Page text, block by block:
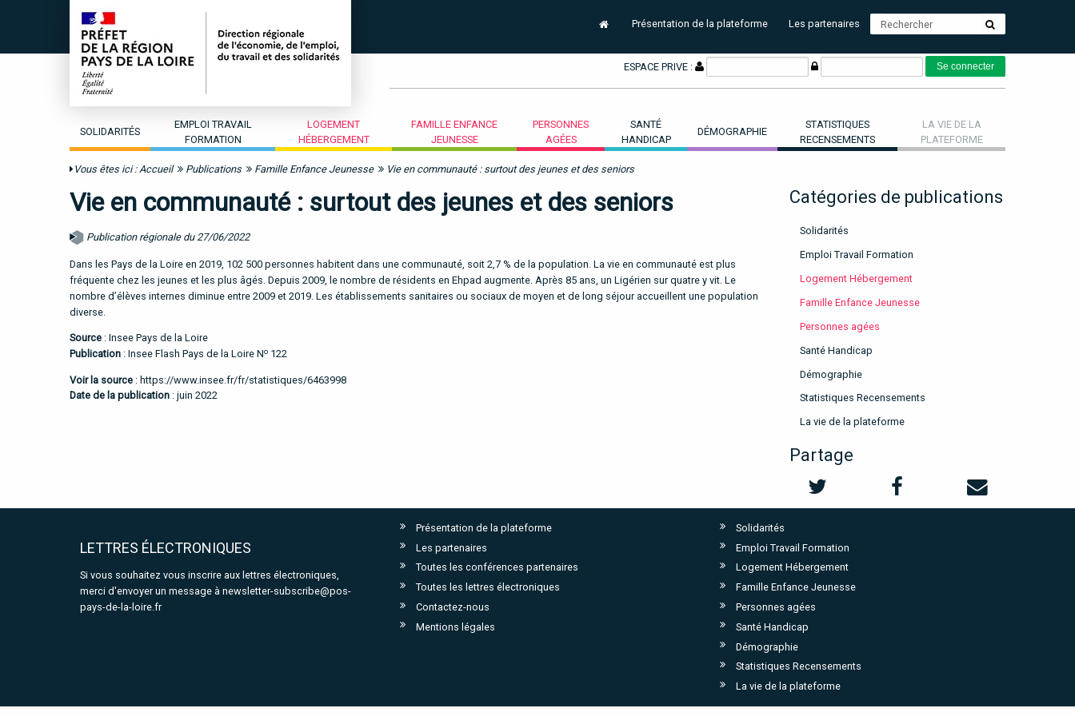
Présentation de la plateforme Les partenaires
ESPACE PRIVE :
SOLIDARITÉS
EMPLOI TRAVAIL
FORMATION
LOGEMENT
HÉBERGEMENT
FAMILLE ENFANCE
JEUNESSE
PERSONNES
AGÉES
SANTÉ
HANDICAP
DÉMOGRAPHIE
STATISTIQUES
RECENSEMENTS
LA VIE DE LA
PLATEFORME
Vous êtes ici : Accueil Publications Famille Enfance Jeunesse Vie en communauté : surtout des jeunes et des seniors
Vie en communauté : surtout des jeunes et des seniors
Publication régionale du 27/06/2022
Dans les Pays de la Loire en 2019, 102 500 personnes habitent dans une communauté, soit 2,7 % de la population. La vie en communauté est plus
fréquente chez les jeunes et les plus âgés. Depuis 2009, le nombre de résidents en Ehpad augmente. Après 85 ans, un Ligérien sur quatre y vit. Le
nombre d’élèves internes diminue entre 2009 et 2019. Les établissements sanitaires ou sociaux de moyen et de long séjour accueillent une population
diverse.
Source : Insee Pays de la Loire
Publication : Insee Flash Pays de la Loire No 122
Voir la source : https://www.insee.fr/fr/statistiques/6463998
Date de la publication : juin 2022
Catégories de publications
Solidarités
Emploi Travail Formation
Logement Hébergement
Famille Enfance Jeunesse
Personnes agées
Santé Handicap
Démographie
Statistiques Recensements
La vie de la plateforme
Partage
LETTRES ÉLECTRONIQUES
Si vous souhaitez vous inscrire aux lettres électroniques,
merci d'envoyer un message à newsletter-subscribe@pos-
pays-de-la-loire.fr
Présentation de la plateforme
Les partenaires
Toutes les conférences partenaires
Toutes les lettres électroniques
Contactez-nous
Mentions légales
Solidarités
Emploi Travail Formation
Logement Hébergement
Famille Enfance Jeunesse
Personnes agées
Santé Handicap
Démographie
Statistiques Recensements
La vie de la plateforme